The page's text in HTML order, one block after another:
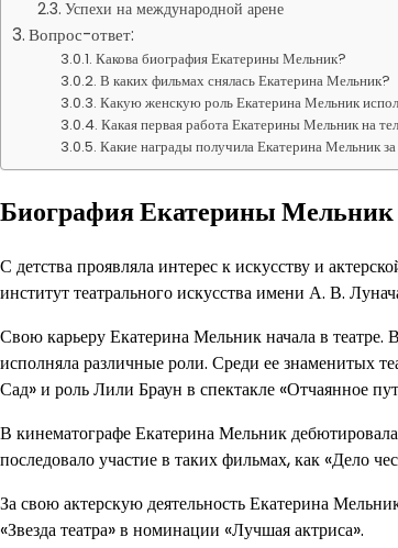
Успехи на международной арене
Вопрос-ответ:
Какова биография Екатерины Мельник?
В каких фильмах снялась Екатерина Мельник?
Какую женскую роль Екатерина Мельник
Какая первая работа Екатерины Мельник на
Какие награды получила Екатерина Мельник
Биография Екатерины Мельник
С детства проявляла интерес к искусству и
институт театрального искусства имени А. В.
Свою карьеру Екатерина Мельник начала в
исполняла различные роли. Среди ее знаменитых
Сад» и роль Лили Браун в спектакле «Отчаянное
В кинематографе Екатерина Мельник
последовало участие в таких фильмах, как
За свою актерскую деятельность Екатерина
«Звезда театра» в номинации «Лучшая актриса».